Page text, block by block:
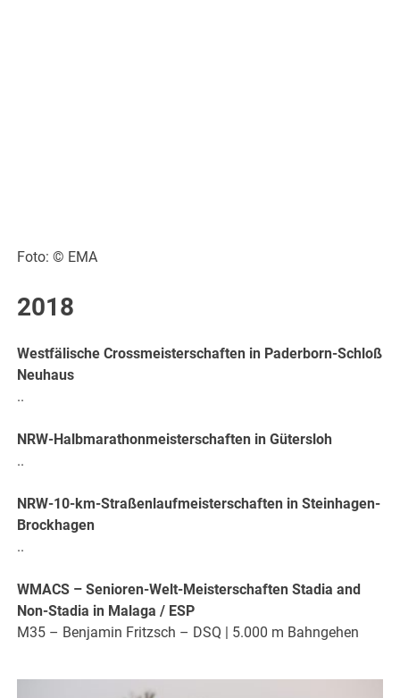
Foto: © EMA
2018
Westfälische Crossmeisterschaften in Paderborn-Schloß
Neuhaus
..
NRW-Halbmarathonmeisterschaften in Gütersloh
..
NRW-10-km-Straßenlaufmeisterschaften in Steinhagen-
Brockhagen
..
WMACS – Senioren-Welt-Meisterschaften Stadia and
Non-Stadia in Malaga / ESP
M35 – Benjamin Fritzsch – DSQ | 5.000 m Bahngehen